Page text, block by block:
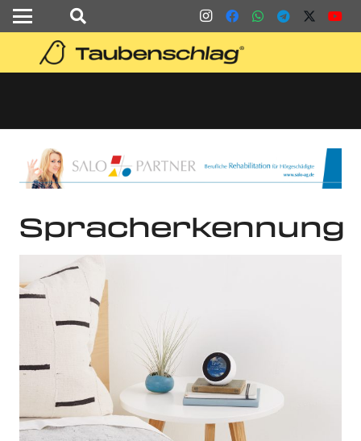
Spracherkennung